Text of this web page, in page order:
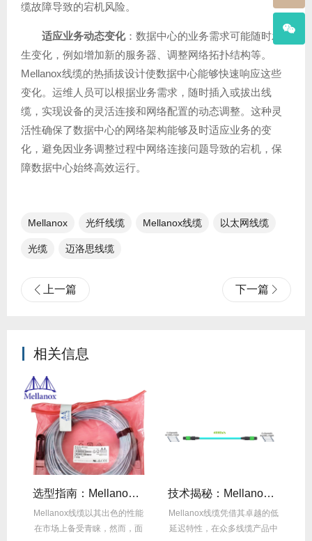
缆故障导致的宕机风险。
适应业务动态变化：数据中心的业务需求可能随时发
生变化，例如增加新的服务器、调整网络拓扑结构等。
Mellanox线缆的热插拔设计使数据中心能够快速响应这些
变化。运维人员可以根据业务需求，随时插入或拔出线
缆，实现设备的灵活连接和网络配置的动态调整。这种灵
活性确保了数据中心的网络架构能够及时适应业务的变
化，避免因业务调整过程中网络连接问题导致的宕机，保
障数据中心始终高效运行。
Mellanox 光纤线缆​ Mellanox线缆​ 以太网线缆
光缆 迈洛思线缆
上一篇 下一篇
相关信息
选型指南：Mellanox线缆带宽怎么选？看完这篇不纠结！
Mellanox线缆以其出色的性能
在市场上备受青睐，然而，面
技术揭秘：Mellanox线缆低延迟背后的“信号优化”黑科技！
Mellanox线缆凭借其卓越的低
延迟特性，在众多线缆产品中